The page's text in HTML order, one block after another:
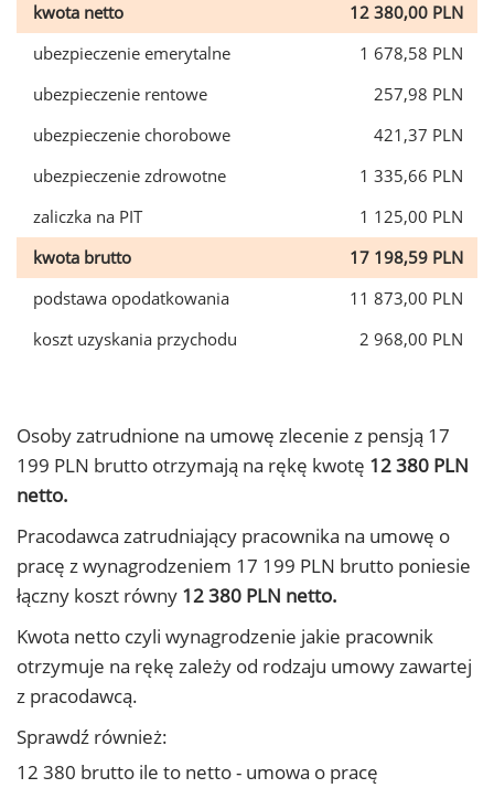
kwota netto
12 380,00 PLN
ubezpieczenie emerytalne
1 678,58 PLN
ubezpieczenie rentowe
257,98 PLN
ubezpieczenie chorobowe
421,37 PLN
ubezpieczenie zdrowotne
1 335,66 PLN
zaliczka na PIT
1 125,00 PLN
kwota brutto
17 198,59 PLN
podstawa opodatkowania
11 873,00 PLN
koszt uzyskania przychodu
2 968,00 PLN
Osoby zatrudnione na umowę zlecenie z pensją 17
199 PLN brutto otrzymają na rękę kwotę 12 380 PLN
netto.
Pracodawca zatrudniający pracownika na umowę o
pracę z wynagrodzeniem 17 199 PLN brutto poniesie
łączny koszt równy 12 380 PLN netto.
Kwota netto czyli wynagrodzenie jakie pracownik
otrzymuje na rękę zależy od rodzaju umowy zawartej
z pracodawcą.
Sprawdź również:
12 380 brutto ile to netto - umowa o pracę